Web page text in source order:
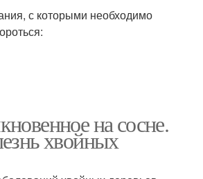
с которыми необходимо
на сосне.
хвойных